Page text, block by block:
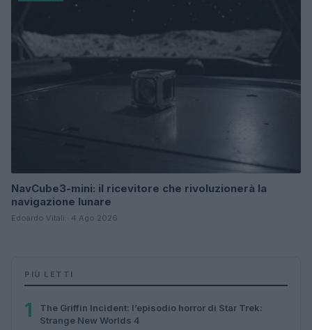
NavCube3-mini: il ricevitore che rivoluzionerà la
navigazione lunare
Edoardo Vitali · 4 Ago 2026
PIÙ LETTI
1
The Griffin Incident: l’episodio horror di Star Trek:
Strange New Worlds 4